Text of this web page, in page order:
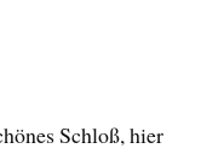
Schloß, hier